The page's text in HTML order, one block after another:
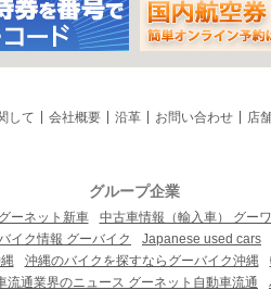
して 会社概要 沿革 お問い合わせ 店
グループ企業
ーネット新車 中古車情報（輸入車） グー
イク情報 グーバイク Japanese used cars
沖縄のバイクを探すならグーバイク沖縄
流通業界のニュース グーネット自動車流通